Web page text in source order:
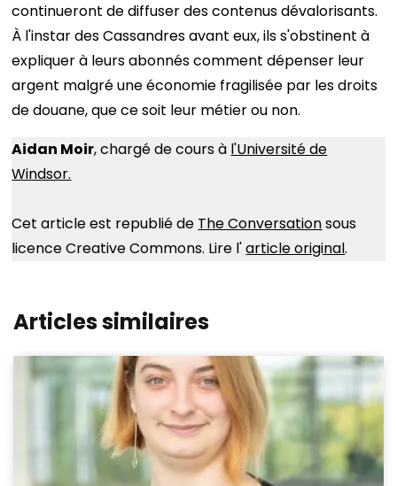
continueront de diffuser des contenus dévalorisants.
À l'instar des Cassandres avant eux, ils s'obstinent à
expliquer à leurs abonnés comment dépenser leur
argent malgré une économie fragilisée par les droits
de douane, que ce soit leur métier ou non.
Aidan Moir, chargé de cours à l'Université de
Windsor.
Cet article est republié de The Conversationsous
licence Creative Commons. Lire l'article original.
Articles similaires